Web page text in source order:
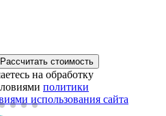
Рассчитать стоимость
на обработку
политики
использования сайта